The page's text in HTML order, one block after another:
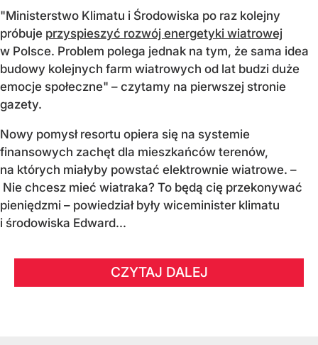
"Ministerstwo Klimatu i Środowiska po raz kolejny
próbuje przyspieszyć rozwój energetyki wiatrowej
w Polsce. Problem polega jednak na tym, że sama idea
budowy kolejnych farm wiatrowych od lat budzi duże
emocje społeczne" – czytamy na pierwszej stronie
gazety.
Nowy pomysł resortu opiera się na systemie
finansowych zachęt dla mieszkańców terenów,
na których miałyby powstać elektrownie wiatrowe. –
Nie chcesz mieć wiatraka? To będą cię przekonywać
pieniędzmi – powiedział były wiceminister klimatu
i środowiska Edward...
CZYTAJ DALEJ